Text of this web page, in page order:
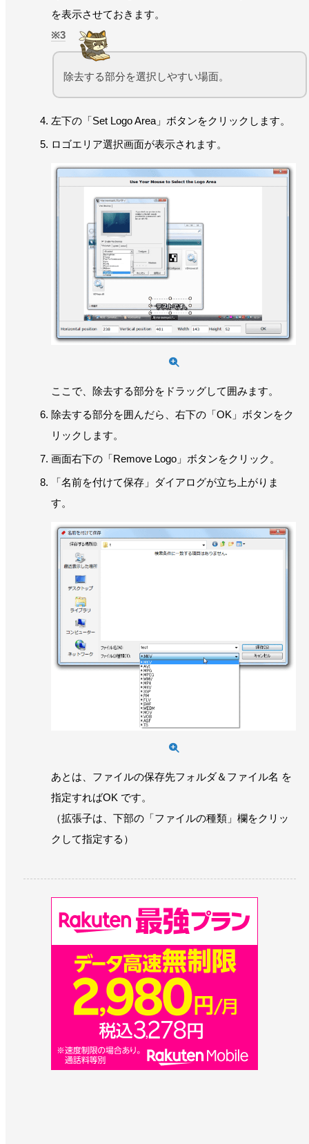
を表示させておきます。
3
除去する部分を選択しやすい場面。
左下の「Set Logo Area」ボタンをクリックします。
ロゴエリア選択画面が表示されます。
ここで、除去する部分をドラッグして囲みます。
除去する部分を囲んだら、右下の「OK」ボタンをク
リックします。
画面右下の「Remove Logo」ボタンをクリック。
「名前を付けて保存」ダイアログが立ち上がりま
す。
あとは、ファイルの保存先フォルダ＆ファイル名 を
指定すればOK です。
（拡張子は、下部の「ファイルの種類」欄をクリッ
クして指定する）